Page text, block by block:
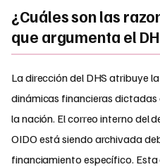
¿Cuáles son las
que argumenta el
La dirección del DHS atribuye
dinámicas financieras dictadas
la nación. El correo interno del
OIDO está siendo archivada
financiamiento específico. Esta